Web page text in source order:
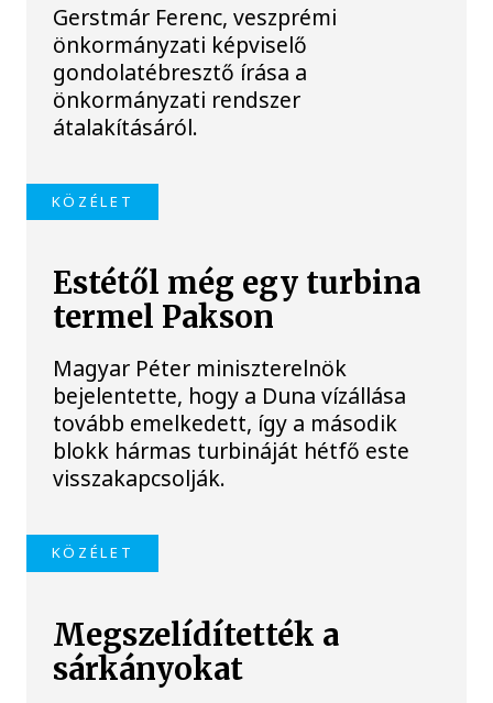
Gerstmár Ferenc, veszprémi
önkormányzati képviselő
gondolatébresztő írása a
önkormányzati rendszer
átalakításáról.
KÖZÉLET
Estétől még egy turbina
termel Pakson
Magyar Péter miniszterelnök
bejelentette, hogy a Duna vízállása
tovább emelkedett, így a második
blokk hármas turbináját hétfő este
visszakapcsolják.
KÖZÉLET
Megszelídítették a
sárkányokat